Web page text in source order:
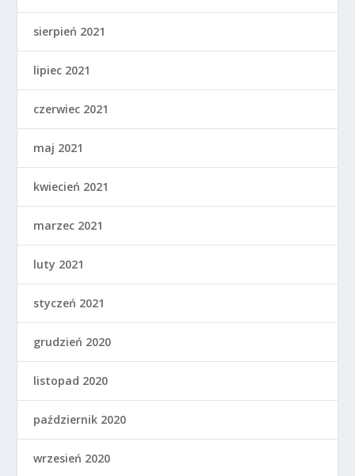
sierpień 2021
lipiec 2021
czerwiec 2021
maj 2021
kwiecień 2021
marzec 2021
luty 2021
styczeń 2021
grudzień 2020
listopad 2020
październik 2020
wrzesień 2020